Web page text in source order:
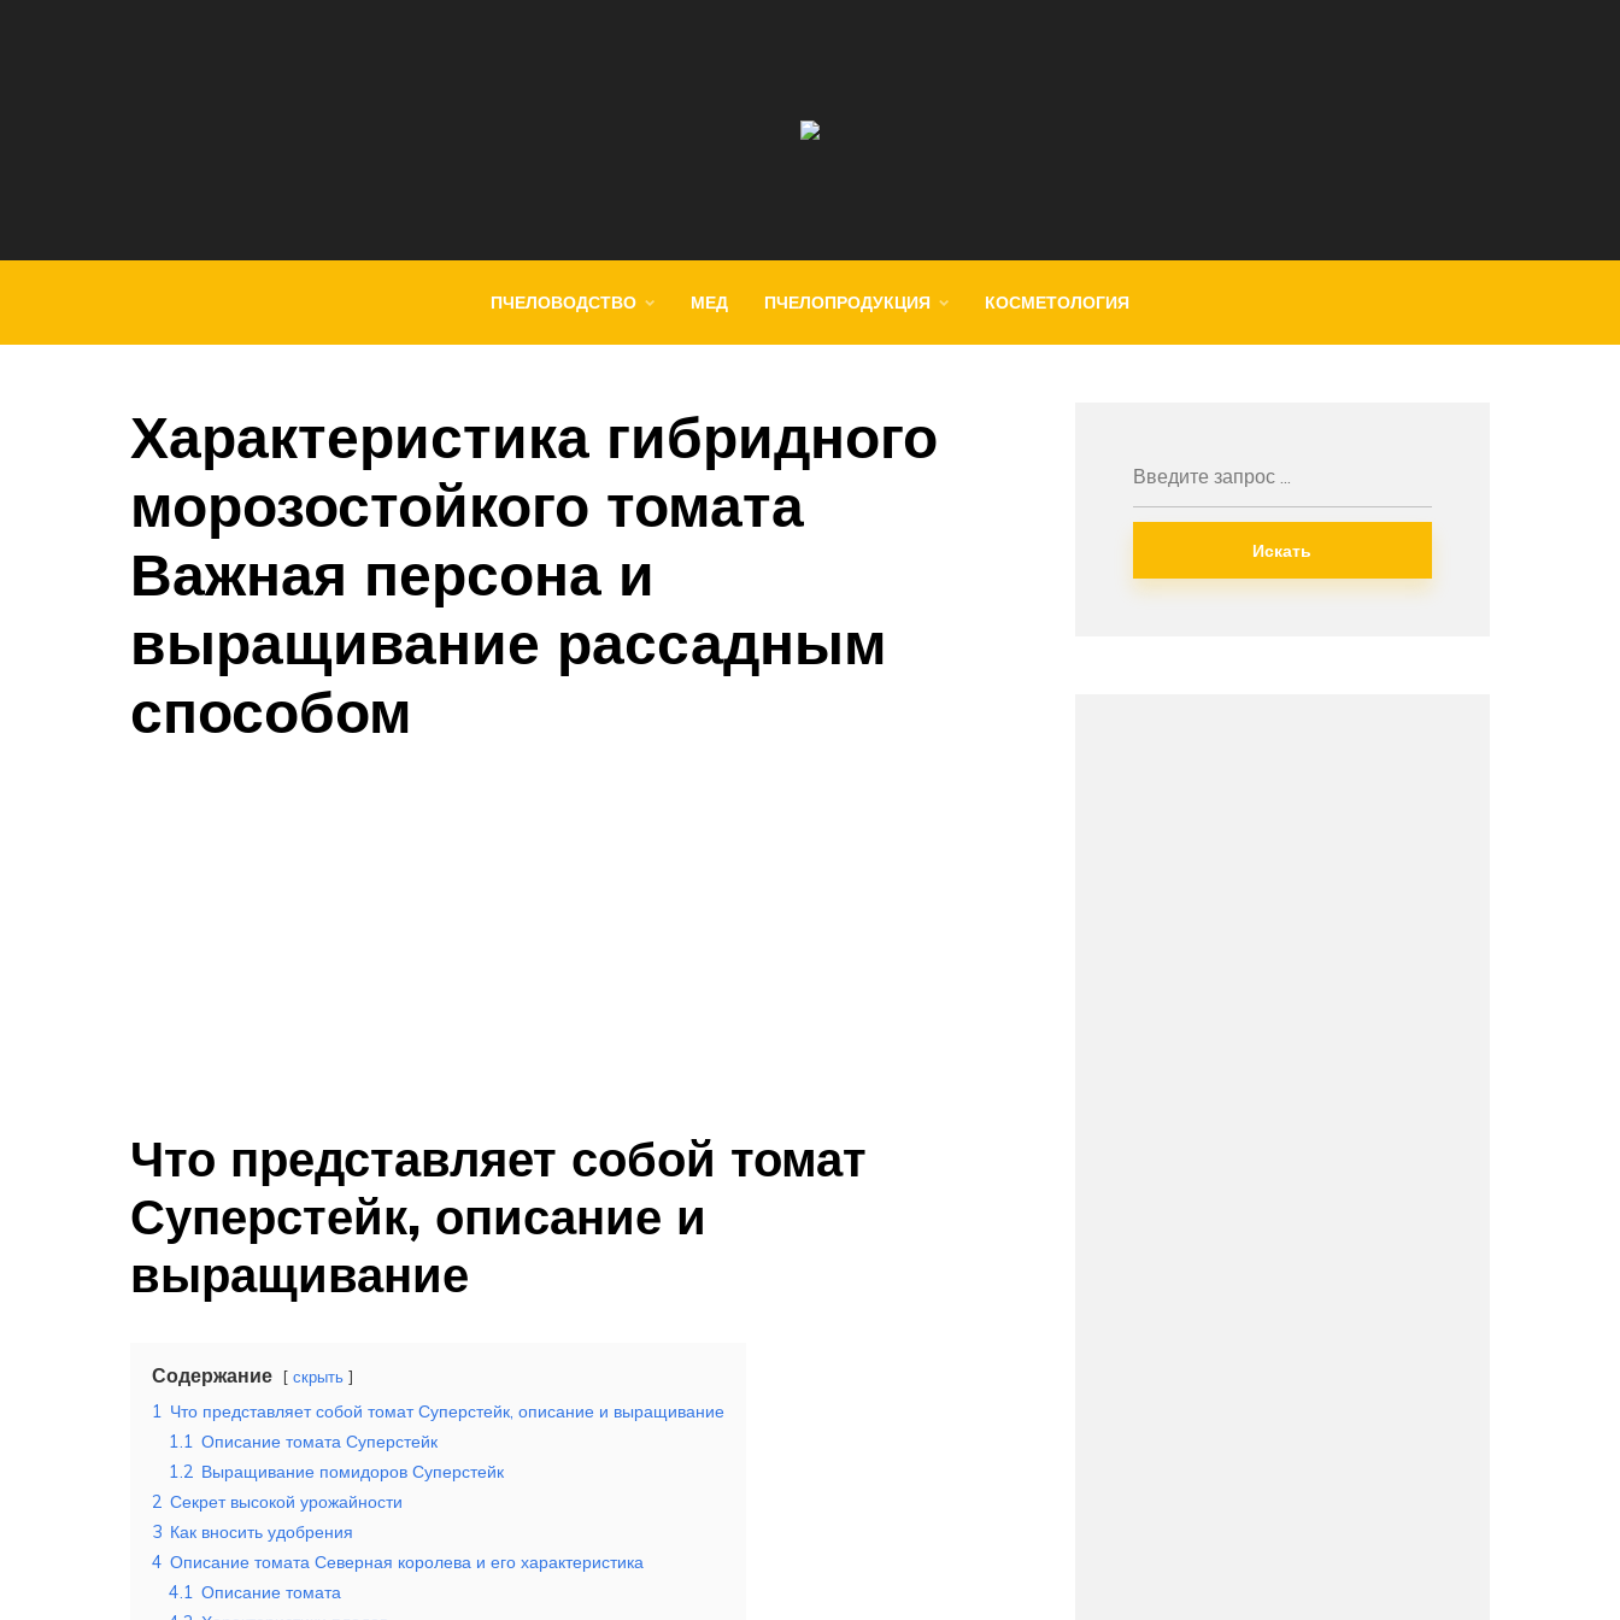
ПЧЕЛОВОДСТВО МЕД ПЧЕЛОПРОДУКЦИЯ КОСМЕТОЛОГИЯ
Характеристика гибридного
морозостойкого томата
Важная персона и
выращивание рассадным
способом
Что представляет собой томат
Суперстейк, описание и
выращивание
Содержание скрыть
1 Что представляет собой томат Суперстейк, описание и выращивание
1.1 Описание томата Суперстейк
1.2 Выращивание помидоров Суперстейк
2 Секрет высокой урожайности
3 Как вносить удобрения
4 Описание томата Северная королева и его характеристика
4.1 Описание томата
Искать